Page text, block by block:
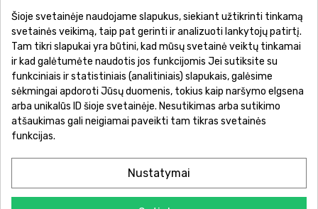
Pirkimo sąlygos ir taisyklės
Privatumo politika
Garantinis aptarnavimas
Prekių pristatymas
Prekių grąžinimas
Atsiskaitymo būdai
Šioje svetainėje naudojame slapukus, siekiant užtikrinti tinkamą
svetainės veikimą, taip pat gerinti ir analizuoti lankytojų patirtį.
Tam tikri slapukai yra būtini, kad mūsų svetainė veiktų tinkamai
ir kad galėtumėte naudotis jos funkcijomis Jei sutiksite su
funkciniais ir statistiniais (analitiniais) slapukais, galėsime
sėkmingai apdoroti Jūsų duomenis, tokius kaip naršymo elgsena
arba unikalūs ID šioje svetainėje. Nesutikimas arba sutikimo
atšaukimas gali neigiamai paveikti tam tikras svetainės
funkcijas.
Nustatymai